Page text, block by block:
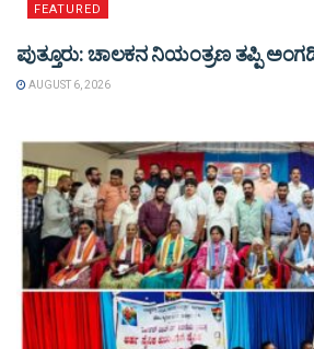
FEATURED
ಪುತ್ತೂರು: ಚಾಲಕನ ನಿಯಂತ್ರಣ ತಪ್ಪಿ
AUGUST 6, 2026